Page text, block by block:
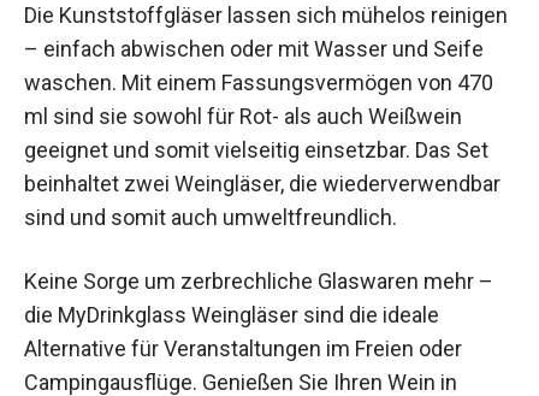
Die Kunststoffgläser lassen sich mühelos reinigen
– einfach abwischen oder mit Wasser und Seife
waschen. Mit einem Fassungsvermögen von 470
ml sind sie sowohl für Rot- als auch Weißwein
geeignet und somit vielseitig einsetzbar. Das Set
beinhaltet zwei Weingläser, die wiederverwendbar
sind und somit auch umweltfreundlich.
Keine Sorge um zerbrechliche Glaswaren mehr –
die MyDrinkglass Weingläser sind die ideale
Alternative für Veranstaltungen im Freien oder
Campingausflüge. Genießen Sie Ihren Wein in